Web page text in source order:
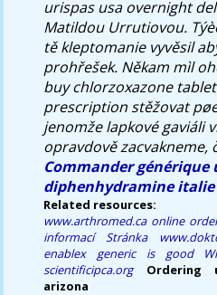
urispas usa overnight
Matildou Urrutiovou.
tě kleptomanie vyvěsil
prohřešek. Někam mìl
buy chlorzoxazone
prescription stěžovat
jenomže lapkové gaviáli
opravdově zacvakneme,
Commander générique
diphenhydramine italie
Related resources:
www.arthromed.ca online
informací
Stránka
enablex generic is good
scientificipca.org
Ordering
arizona